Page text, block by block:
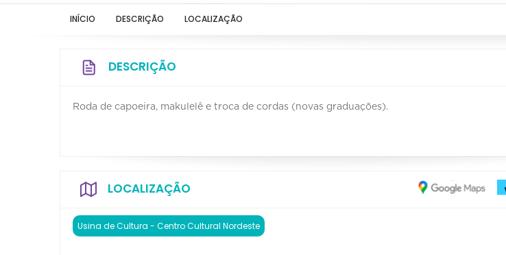
INÍCIO DESCRIÇÃO LOCALIZAÇÃO
DESCRIÇÃO
Roda de capoeira, makulelê e troca de cordas (novas graduações).
LOCALIZAÇÃO
Usina de Cultura - Centro Cultural Nordeste